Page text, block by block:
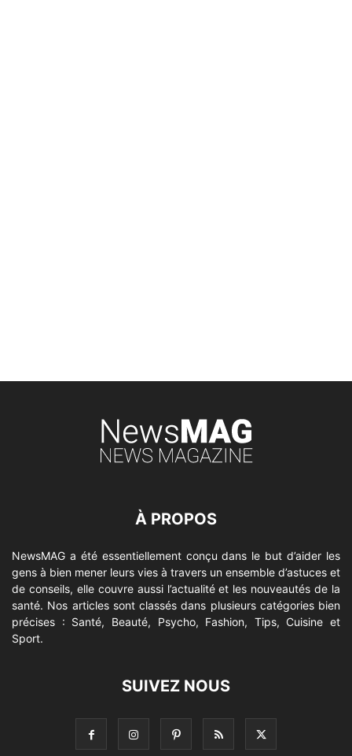
À PROPOS
NewsMAG a été essentiellement conçu dans le but d’aider les
gens à bien mener leurs vies à travers un ensemble d’astuces et
de conseils, elle couvre aussi l’actualité et les nouveautés de la
santé. Nos articles sont classés dans plusieurs catégories bien
précises : Santé, Beauté, Psycho, Fashion, Tips, Cuisine et
Sport.
SUIVEZ NOUS